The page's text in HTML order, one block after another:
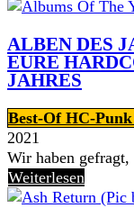
ALBEN DES
EURE
JAHRES
Best-Of HC-Punk
2021
Wir haben
Weiterlesen